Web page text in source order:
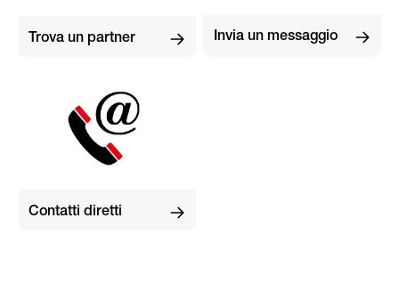
Trova un partner Invia un messaggio
Contatti diretti